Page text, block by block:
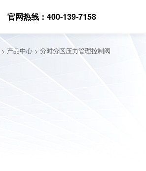
官网热线：400-139-7158
> 产品中心 > 分时分区压力管理控制阀